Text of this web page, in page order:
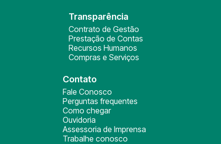
Transparência
Contrato de Gestão
Prestação de Contas
Recursos Humanos
Compras e Serviços
Contato
Fale Conosco
Perguntas frequentes
Como chegar
Ouvidoria
Assessoria de Imprensa
Trabalhe conosco